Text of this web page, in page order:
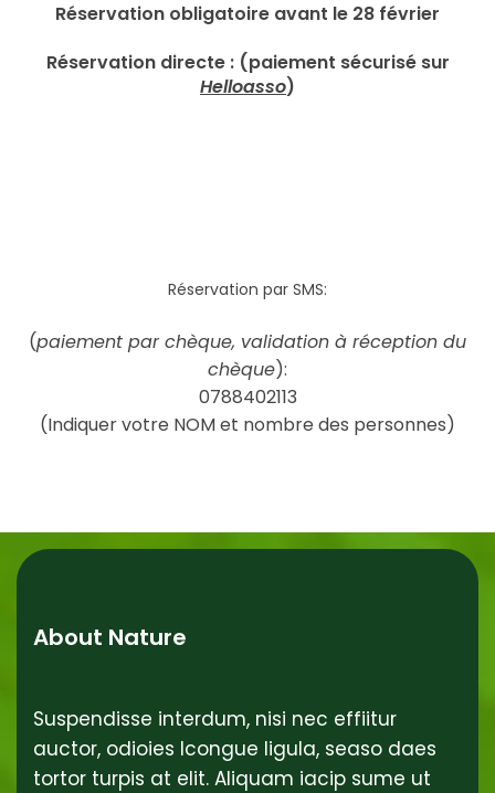
Réservation obligatoire avant le 28 février
Réservation directe : (paiement sécurisé sur
Helloasso)
Réservation par SMS:
(paiement par chèque, validation à réception du
chèque):
0788402113
(Indiquer votre NOM et nombre des personnes)
About Nature
Suspendisse interdum, nisi nec effiitur
auctor, odioies lcongue ligula, seaso daes
tortor turpis at elit. Aliquam iacip sume ut